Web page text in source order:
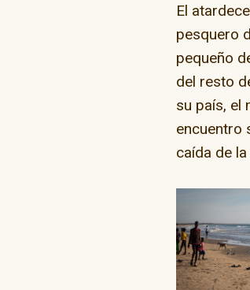
El
pesquero
pequeño
del resto
su país, el
encuentro
caída de